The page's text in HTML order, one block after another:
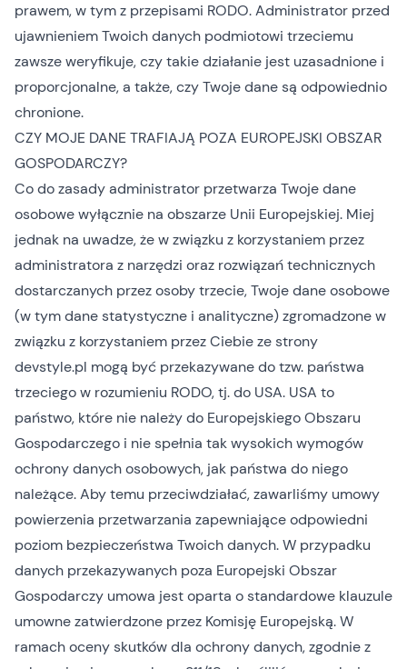
prawem, w tym z przepisami RODO. Administrator przed
ujawnieniem Twoich danych podmiotowi trzeciemu
zawsze weryfikuje, czy takie działanie jest uzasadnione i
proporcjonalne, a także, czy Twoje dane są odpowiednio
chronione.
CZY MOJE DANE TRAFIAJĄ POZA EUROPEJSKI OBSZAR
GOSPODARCZY?
Co do zasady administrator przetwarza Twoje dane
osobowe wyłącznie na obszarze Unii Europejskiej. Miej
jednak na uwadze, że w związku z korzystaniem przez
administratora z narzędzi oraz rozwiązań technicznych
dostarczanych przez osoby trzecie, Twoje dane osobowe
(w tym dane statystyczne i analityczne) zgromadzone w
związku z korzystaniem przez Ciebie ze strony
devstyle.pl mogą być przekazywane do tzw. państwa
trzeciego w rozumieniu RODO, tj. do USA. USA to
państwo, które nie należy do Europejskiego Obszaru
Gospodarczego i nie spełnia tak wysokich wymogów
ochrony danych osobowych, jak państwa do niego
należące. Aby temu przeciwdziałać, zawarliśmy umowy
powierzenia przetwarzania zapewniające odpowiedni
poziom bezpieczeństwa Twoich danych. W przypadku
danych przekazywanych poza Europejski Obszar
Gospodarczy umowa jest oparta o standardowe klauzule
umowne zatwierdzone przez Komisję Europejską. W
ramach oceny skutków dla ochrony danych, zgodnie z